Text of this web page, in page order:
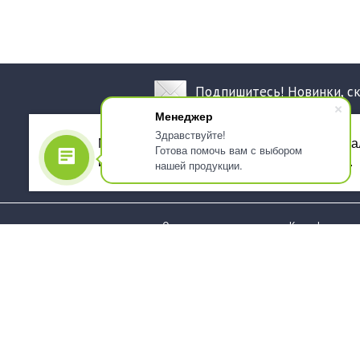
Менеджер
Здравствуйте!
Готова помочь вам с выбором
нашей продукции.
Подпишитесь! Новинки,
О компании
Как оформить
Мы используем файлы cookie, для
использованием сервиса Яндекс.Метрика.